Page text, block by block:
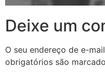
Deixe um
O seu endereço de e-
obrigatórios são